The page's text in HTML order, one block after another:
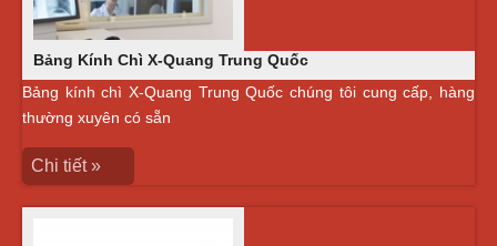
Bảng Kính Chì X-Quang Trung Quốc
Bảng kính chì X-Quang Trung Quốc chúng tôi cung cấp, hàng
thường xuyên có sẵn
Chi tiết »